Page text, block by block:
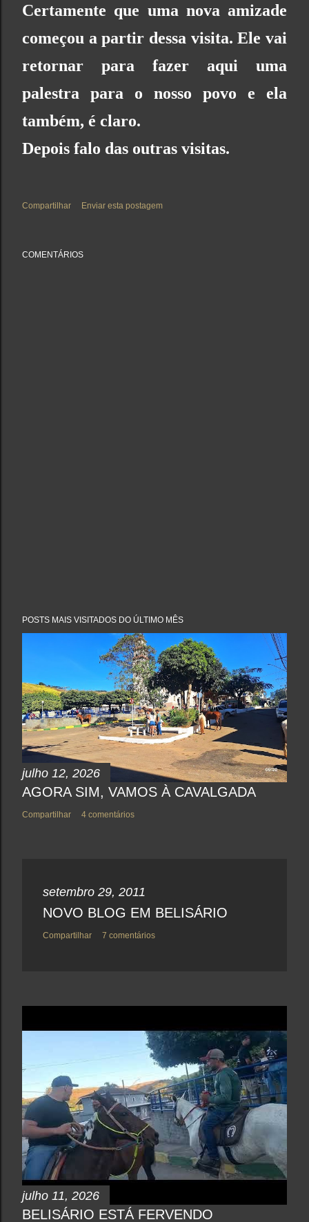
Certamente que uma nova amizade
começou a partir dessa visita. Ele vai
retornar para fazer aqui uma
palestra para o nosso povo e ela
também, é claro.
Depois falo das outras visitas.
Compartilhar Enviar esta postagem
COMENTÁRIOS
POSTS MAIS VISITADOS DO ÚLTIMO MÊS
julho 12, 2026
AGORA SIM, VAMOS À CAVALGADA
Compartilhar 4 comentários
setembro 29, 2011
NOVO BLOG EM BELISÁRIO
Compartilhar 7 comentários
julho 11, 2026
BELISÁRIO ESTÁ FERVENDO